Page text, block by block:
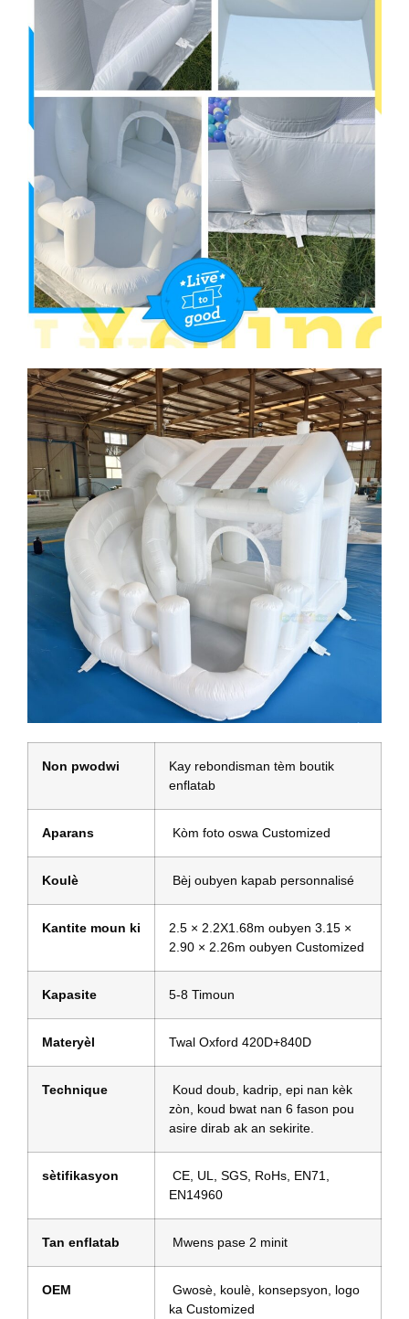
Non pwodwi
Kay rebondisman tèm boutik
enflatab
Aparans Kòm foto oswa Customized
Koulè Bèj oubyen kapab personnalisé
Kantite moun ki
2.5 × 2.2X1.68m oubyen 3.15 ×
2.90 × 2.26m oubyen Customized
Kapasite 5-8 Timoun
Materyèl Twal Oxford 420D+840D
Technique
Koud doub, kadrip, epi nan kèk
zòn, koud bwat nan 6 fason pou
asire dirab ak an sekirite.
sètifikasyon
CE, UL, SGS, RoHs, EN71,
EN14960
Tan enflatab Mwens pase 2 minit
OEM
Gwosè, koulè, konsepsyon, logo
ka Customized